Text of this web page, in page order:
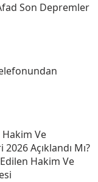
Son Depremler
Hakim Ve
Açıklandı Mı?
Hakim Ve